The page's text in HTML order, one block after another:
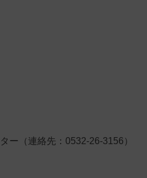
（連絡先：0532-26-3156）